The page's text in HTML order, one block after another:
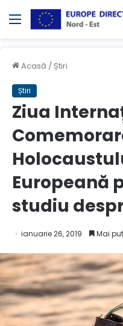
Meniul
Acasă / Știri
Știri
Ziua
Europeană
studiu
ianuarie 26, 2019 Mai